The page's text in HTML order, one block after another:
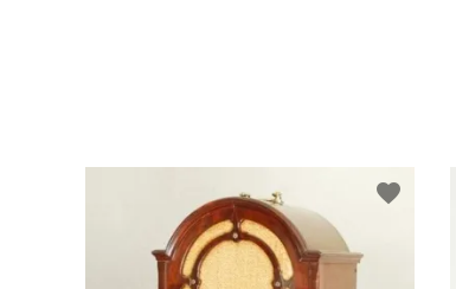
favorite